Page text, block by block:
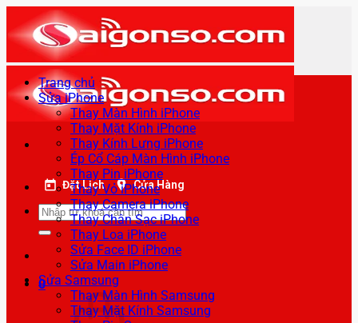
qua
nội
dung
Đặt Lịch Cửa Hàng
Tìm
kiếm:
0
Trang chủ
Sửa iPhone
Thay Màn Hình iPhone
Thay Mặt Kính iPhone
Thay Kính Lưng iPhone
Ép Cổ Cáp Màn Hình iPhone
Thay Pin iPhone
Thay Vỏ iPhone
Thay Camera iPhone
Thay Chân Sạc iPhone
Thay Loa iPhone
Sửa Face ID iPhone
Sửa Main iPhone
Sửa Samsung
Thay Màn Hình Samsung
Thay Mặt Kính Samsung